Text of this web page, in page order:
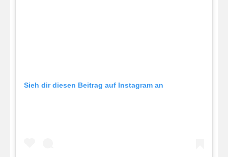
Sieh dir diesen Beitrag auf Instagram an